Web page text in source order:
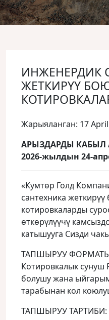
ИНЖЕНЕРДИК
ЖЕТКИРҮҮ
Жарыяланган: 17
АРЫЗДАРДЫ
2026-жылдын 24-
«Кумтөр Голд
сантехника
котировкаларды
өткөрүлүүчү
катышууга Сизди
ТАПШЫРУУ
Котировкалык сунуш
болушу жана
тарабынан кол
ТАПШЫРУУ ТАРТИБИ: